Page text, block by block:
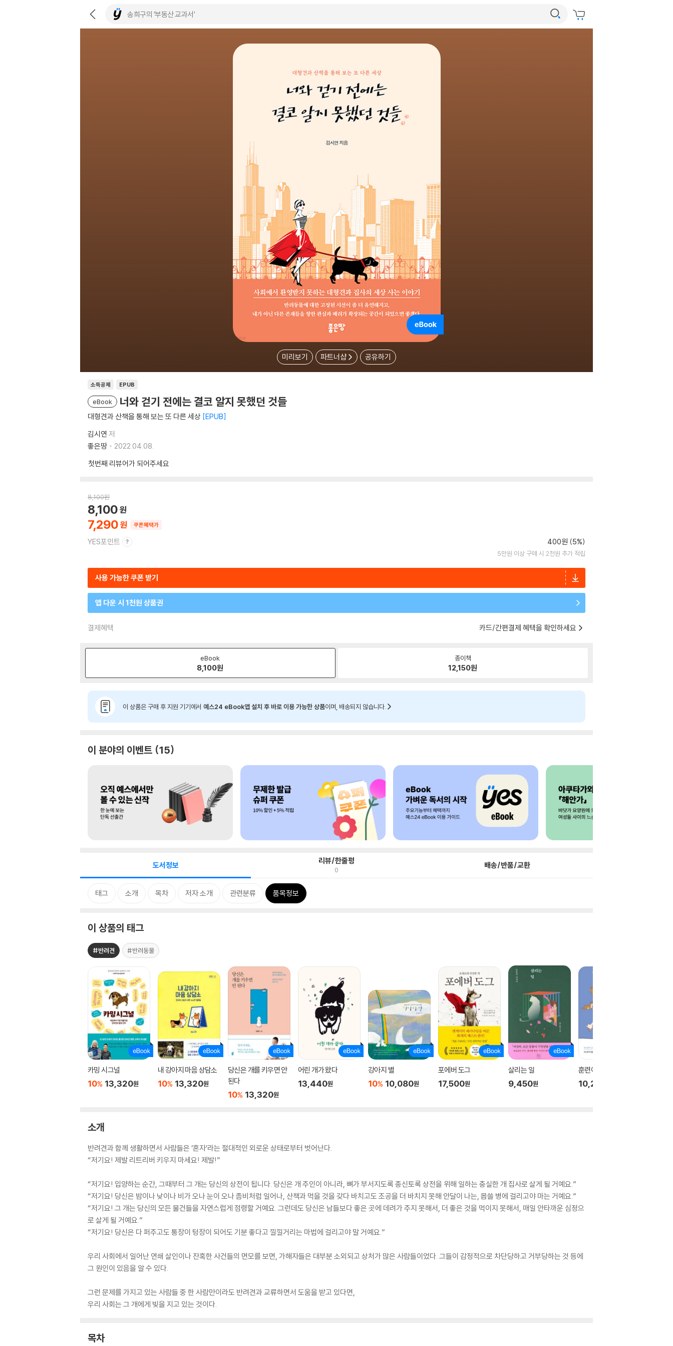
미리보기 파트너샵 공유하기
소득공제 EPUB
eBook 너와 걷기 전에는 결코 알지 못했던 것들
대형견과 산책을 통해 보는 또 다른 세상 EPUB
김시연 저
좋은땅
2022.04.08.
첫번째 리뷰어가 되어주세요
8,100원
7,290
8,100
쿠폰혜택가
YES포인트 400원 (5%)
5만원 이상 구매 시 2천원 추가 적립
사용 가능한 쿠폰 받기
앱 다운 시 1천원 상품권
결제혜택 카드/간편결제 혜택을 확인하세요
eBook
8,100원
종이책
12,150원
이 상품은 구매 후 지원 기기에서 예스24 eBook앱 설치 후 바로 이용 가능한 상품이며, 배송되지 않습니다.
이 분야의 이벤트 15
도서정보 리뷰/한줄평
0 배송/반품/교환
태그 소개 목차 저자 소개 관련분류 품목정보
이 상품의 태그
#반려견 #반려동물
카밍 시그널
10% 13,320원
내 강아지 마음 상담소
10% 13,320원
당신은 개를 키우면 안
된다
10% 13,320원
어린 개가 왔다
13,440원
강아지 별
10% 10,080원
포에버 도그
17,500원
살리는 일
9,450원
훈련이 잘못됐습니다
10,200
소개
반려견과 함께 생활하면서 사람들은 ‘혼자’라는 절대적인 외로운 상태로부터 벗어난다.
“저기요! 제발 리트리버 키우지 마세요! 제발!”
“저기요! 입양하는 순간, 그때부터 그 개는 당신의 상전이 됩니다. 당신은 개 주인이 아니라, 뼈가 부서지도록 종신토록 상전을 위해 일하는 충실한 개 집사로 살게 될 거예요.”
“저기요! 당신은 밤이나 낮이나 비가 오나 눈이 오나 좀비처럼 일어나, 산책과 먹을 것을 갖다 바치고도 조공을 더 바치지 못해 안달이 나는, 몹쓸 병에 걸리고야 마는 거예요.”
“저기요! 그 개는 당신의 모든 물건들을 자연스럽게 점령할 거예요. 그런데도 당신은 남들보다 좋은 곳에 데려가 주지 못해서, 더 좋은 것을 먹이지 못해서, 매일 안타까운 심정으
로 살게 될 거예요.”
“저기요! 당신은 다 퍼주고도 통장이 텅장이 되어도 기분 좋다고 낄낄거리는 마법에 걸리고야 말 거예요.”
우리 사회에서 일어난 연쇄 살인이나 잔혹한 사건들의 면모를 보면, 가해자들은 대부분 소외되고 상처가 많은 사람들이었다. 그들이 감정적으로 차단당하고 거부당하는 것 등에
그 원인이 있음을 알 수 있다.
그런 문제를 가지고 있는 사람들 중 한 사람만이라도 반려견과 교류하면서 도움을 받고 있다면,
우리 사회는 그 개에게 빚을 지고 있는 것이다.
목차